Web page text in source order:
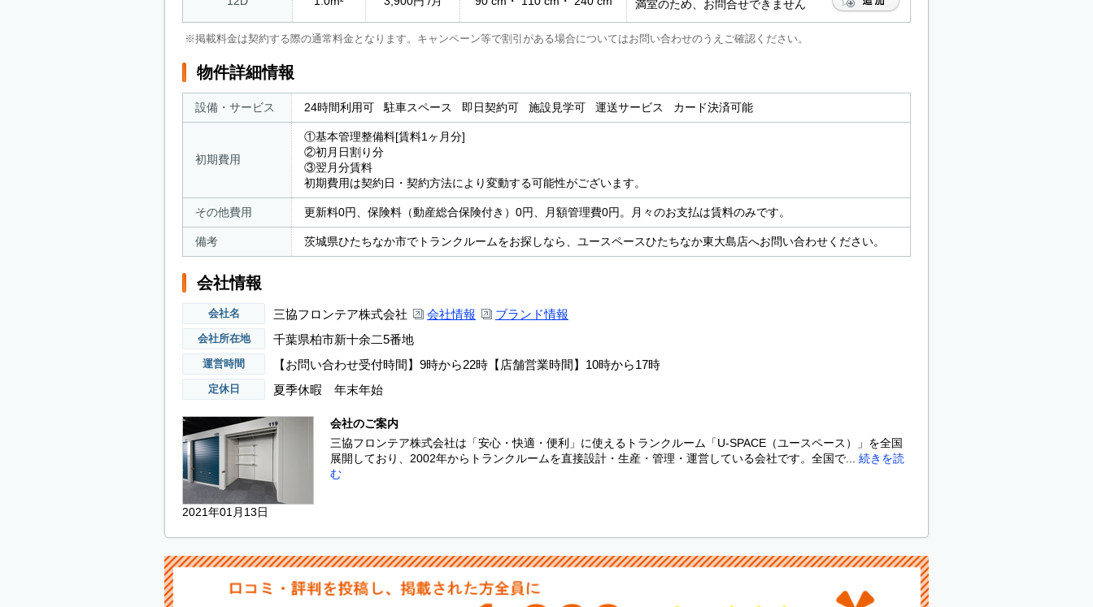
満室のため、お問合せできません
※掲載料金は契約する際の通常料金となります。キャンペーン等で割引がある場合についてはお問い合わせのうえご確認ください。
物件詳細情報
設備・サービス 24時間利用可 駐車スペース 即日契約可 施設見学可 運送サービス カード決済可能
初期費用
①基本管理整備料[賃料1ヶ月分]
②初月日割り分
③翌月分賃料
初期費用は契約日・契約方法により変動する可能性がございます。
その他費用 更新料0円、保険料（動産総合保険付き）0円、月額管理費0円。月々のお支払は賃料のみです。
備考 茨城県ひたちなか市でトランクルームをお探しなら、ユースペースひたちなか東大島店へお問い合わせください。
会社情報
会社名 三協フロンテア株式会社 会社情報 ブランド情報
会社所在地 千葉県柏市新十余二5番地
運営時間 【お問い合わせ受付時間】9時から22時【店舗営業時間】10時から17時
定休日 夏季休暇 年末年始
2021年01月13日
会社のご案内
三協フロンテア株式会社は「安心・快適・便利」に使えるトランクルーム「U-SPACE（ユースペース）」を全国
展開しており、2002年からトランクルームを直接設計・生産・管理・運営している会社です。全国で...
続きを読
む